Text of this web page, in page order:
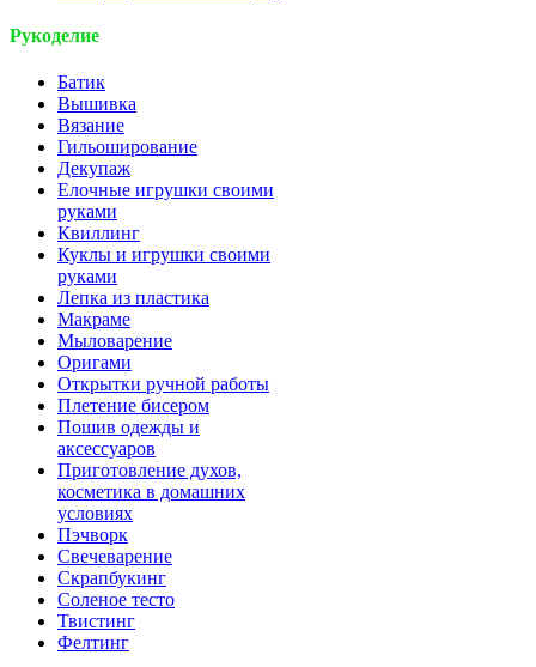
Рукоделие
Батик
Вышивка
Вязание
Гильоширование
Декупаж
Елочные игрушки своими
руками
Квиллинг
Куклы и игрушки своими
руками
Лепка из пластика
Макраме
Мыловарение
Оригами
Открытки ручной работы
Плетение бисером
Пошив одежды и
аксессуаров
Приготовление духов,
косметика в домашних
условиях
Пэчворк
Свечеварение
Скрапбукинг
Соленое тесто
Твистинг
Фелтинг